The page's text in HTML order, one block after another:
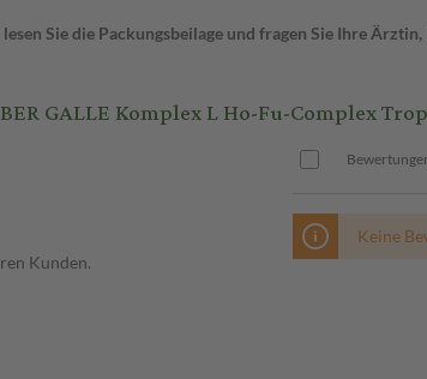
Sie die Packungsbeilage und fragen Sie Ihre
GALLE Komplex L Ho-Fu-Complex
Kunden.
Keine